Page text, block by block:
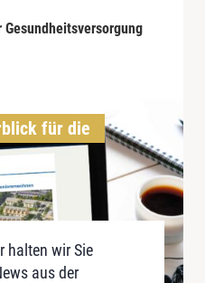
für die
halten wir Sie
aus der